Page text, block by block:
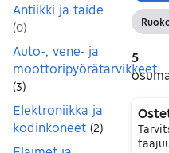
Antiikki ja taide
(0)
Auto-, vene- ja
moottoripyörätarvikkeet
(3)
Elektroniikka ja
kodinkoneet (2)
5
5